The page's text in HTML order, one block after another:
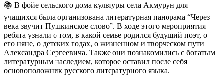
📚 В фойе сельского дома культуры села Акмурун для
учащихся была организована литературная панорама “Через
века звучит Пушкинское слово”. В ходе этого мероприятия
ребята узнали о том, в какой семье родился будущий поэт, о
его няне, о детских годах, о жизненном и творческом пути
Александра Сергеевича. Также они познакомились с богатым
литературным наследием, которое оставил после себя
основоположник русского литературного языка.